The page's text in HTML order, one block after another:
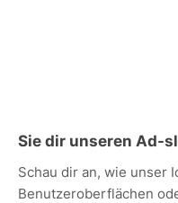
Sie dir unseren Ad-
Schau dir an, wie unser
Benutzeroberflächen